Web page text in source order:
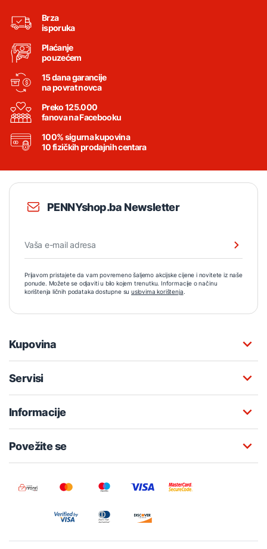
Brza
isporuka
Plaćanje
pouzećem
15 dana garancije
na povrat novca
Preko 125.000
fanova na Facebooku
100% sigurna kupovina
10 fizičkih prodajnih centara
PENNYshop.ba Newsletter
Prijavom pristajete da vam povremeno šaljemo akcijske cijene i novitete iz naše
ponude. Možete se odjaviti u bilo kojem trenutku. Informacije o načinu
korištenja ličnih podataka dostupne su uslovima korištenja.
Kupovina
Servisi
Informacije
Povežite se